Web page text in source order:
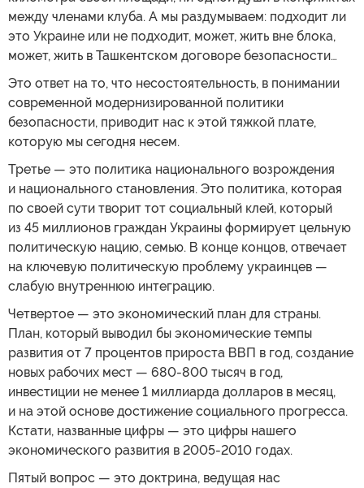
между членами клуба. А мы раздумываем: подходит ли
это Украине или не подходит, может, жить вне блока,
может, жить в Ташкентском договоре безопасности…
Это ответ на то, что несостоятельность, в понимании
современной модернизированной политики
безопасности, приводит нас к этой тяжкой плате,
которую мы сегодня несем.
Третье — это политика национального возрождения
и национального становления. Это политика, которая
по своей сути творит тот социальный клей, который
из 45 миллионов граждан Украины формирует цельную
политическую нацию, семью. В конце концов, отвечает
на ключевую политическую проблему украинцев —
слабую внутреннюю интеграцию.
Четвертое — это экономический план для страны.
План, который выводил бы экономические темпы
развития от 7 процентов прироста ВВП в год, создание
новых рабочих мест — 680-800 тысяч в год,
инвестиции не менее 1 миллиарда долларов в месяц,
и на этой основе достижение социального прогресса.
Кстати, названные цифры — это цифры нашего
экономического развития в 2005-2010 годах.
Пятый вопрос — это доктрина, ведущая нас